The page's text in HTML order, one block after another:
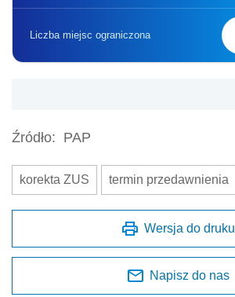
Liczba miejsc ograniczona
Źródło: PAP
korekta ZUS termin przedawnienia
Wersja do druku
Napisz do nas